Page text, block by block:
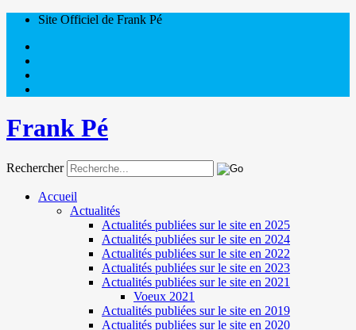
Site Officiel de Frank Pé
Frank Pé
Rechercher
Accueil
Actualités
Actualités publiées sur le site en 2025
Actualités publiées sur le site en 2024
Actualités publiées sur le site en 2022
Actualités publiées sur le site en 2023
Actualités publiées sur le site en 2021
Voeux 2021
Actualités publiées sur le site en 2019
Actualités publiées sur le site en 2020